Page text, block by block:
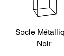
Socle
Noir